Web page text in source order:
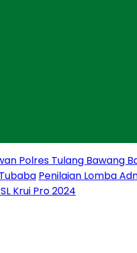
Polres Tulang Bawang
Penilaian Lomba
Krui Pro 2024